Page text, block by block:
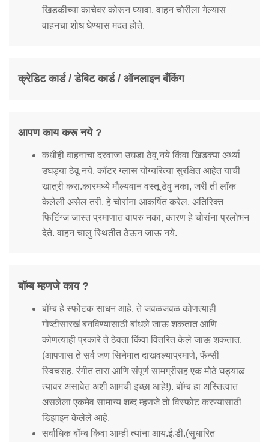
खिडकीच्या काचेवर कोरून घ्यावा. वाहन चोरीला गेल्यास
वाहनचा शोध घेण्यास मदत होते.
क्रेडिट कार्ड / डेबिट कार्ड / ऑनलाइन बँकिंग
आपण काय करू नये ?
कधीही वाहनाचा दरवाजा उघडा ठेवू नये किंवा खिडक्या अर्ध्या
उघड्या ठेवू नये. कॉटर ग्लास योग्यरित्या सुरक्षित आहेत याची
खात्री करा.कारमध्ये मौल्यवान वस्तू ठेवु नका, जरी ती लॉक
केलेली असेल तरी, हे चोरांना आकर्षित करेल. अतिरिक्त
फिटिंग्ज जास्त प्रमाणात वापरु नका, कारण हे चोरांना प्रलोभन
देते. वाहन चालु स्थितीत ठेऊन जाऊ नये.
बॉम्ब म्हणजे काय ?
बॉम्ब हे स्फोटक साधन आहे. ते जवळजवळ कोणत्याही
गोष्टीसारखं बनविण्यासाठी बांधले जाऊ शकतात आणि
कोणत्याही प्रकारे ते ठेवता किंवा वितरित केले जाऊ शकतात.
(आपणास ते सर्व जण सिनेमात दाखवल्याप्रमाणे, फॅन्सी
स्विचसह, रंगीत तारा आणि संपूर्ण सामग्रीसह एक मोठे घड्याळ
त्यावर असावेत अशी आमची इच्छा आहे!). बॉम्ब हा अस्तित्वात
असलेला एकमेव सामान्य शब्द म्हणजे तो विस्फोट करण्यासाठी
डिझाइन केलेले आहे.
सर्वाधिक बॉम्ब किंवा आम्ही त्यांना आय.ई.डी.(सुधारित